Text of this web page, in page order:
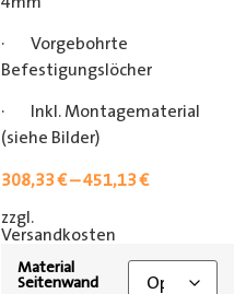
· Vorgebohrte
Befestigungslöcher
· Inkl. Montagematerial
(siehe Bilder)
308,33€–451,13€
zzgl.
Versandkosten
Material
Seitenwand